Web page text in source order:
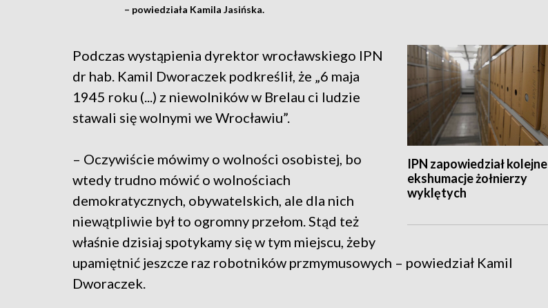
– powiedziała Kamila Jasińska.
IPN zapowiedział kolejne
ekshumacje żołnierzy
wyklętych
Podczas wystąpienia dyrektor wrocławskiego IPN
dr hab. Kamil Dworaczek podkreślił, że „6 maja
1945 roku (...) z niewolników w Brelau ci ludzie
stawali się wolnymi we Wrocławiu”.
– Oczywiście mówimy o wolności osobistej, bo
wtedy trudno mówić o wolnościach
demokratycznych, obywatelskich, ale dla nich
niewątpliwie był to ogromny przełom. Stąd też
właśnie dzisiaj spotykamy się w tym miejscu, żeby
upamiętnić jeszcze raz robotników przmymusowych – powiedział Kamil
Dworaczek.